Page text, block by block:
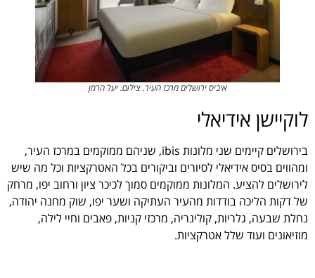
איביס ירושלים מרכז העיר. צילום: יעל הרמן
לוקיישן אידיאלי
בירושלים קיימים שני מלונות ibis, שניהם ממוקמים במרכז העיר,
ומהווים בסיס אידיאלי לסיורים וביקורים בכל האטרקציות וכל מה שיש
לירושלים להציע. המלונות ממוקמים סמוך לכיכר ציון ורחוב יפו, מרחק
של דקות הליכה בודדות מהעיר העתיקה ושער יפו, שוק מחנה יהודה,
נחלת שבעה, גלריות, קולינריה, מרכזי קניות, פאבים וחיי לילה,
מוזיאונים ועוד שלל אטרקציות.